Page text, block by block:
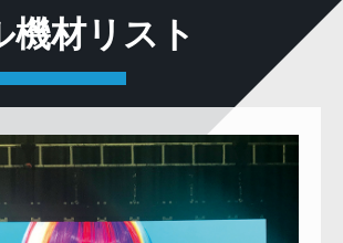
機材リスト